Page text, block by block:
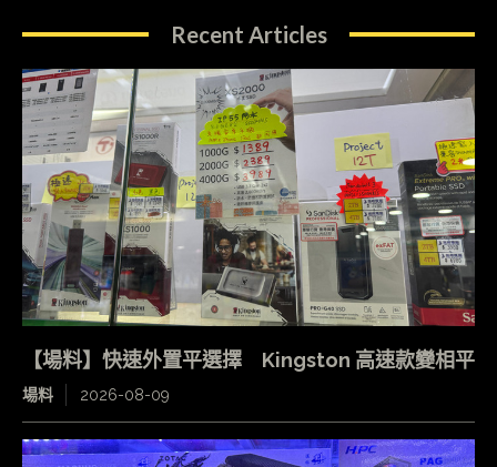
Recent Articles
【場料】快速外置平選擇 Kingston 高速款變相平
場料 2026-08-09